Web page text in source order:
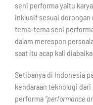
seni performa yaitu
inklusif sesuai dorongan
tema-tema seni
dalam merespon
saat itu acap kali
Setibanya di Indonesia
kendaraan teknologi
performa “performance